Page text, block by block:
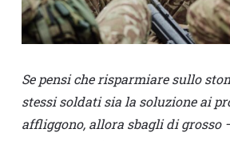
Se pensi che risparmiare sullo
stessi soldati sia la soluzione ai
affliggono, allora sbagli di grosso